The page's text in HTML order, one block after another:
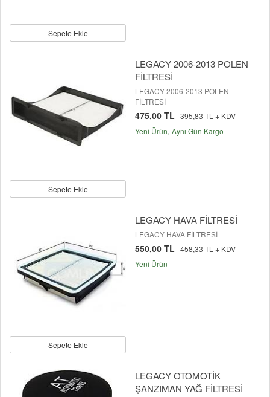
Sepete Ekle
Sepete Ekle
LEGACY 2006-2013 POLEN
FİLTRESİ
LEGACY 2006-2013 POLEN
FİLTRESİ
475,00 TL 395,83 TL + KDV
Yeni Ürün Aynı Gün Kargo
Sepete Ekle
LEGACY HAVA FİLTRESİ
LEGACY HAVA FİLTRESİ
550,00 TL 458,33 TL + KDV
Yeni Ürün
LEGACY OTOMOTİK
ŞANZIMAN YAĞ FİLTRESİ